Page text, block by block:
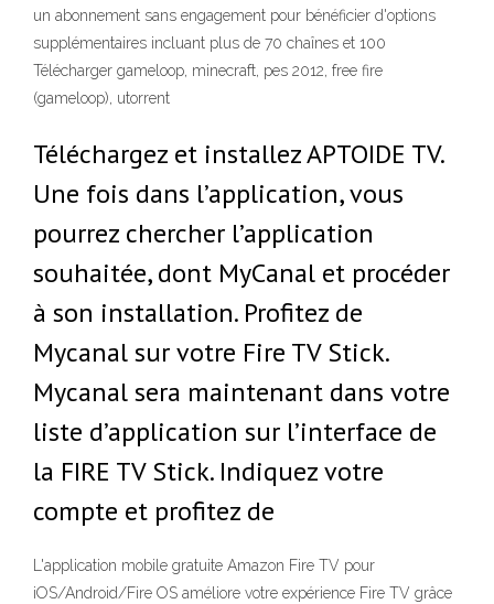
un abonnement sans engagement pour bénéficier d'options
supplémentaires incluant plus de 70 chaînes et 100
Télécharger gameloop, minecraft, pes 2012, free fire
(gameloop), utorrent
Téléchargez et installez APTOIDE TV.
Une fois dans l’application, vous
pourrez chercher l’application
souhaitée, dont MyCanal et procéder
à son installation. Profitez de
Mycanal sur votre Fire TV Stick.
Mycanal sera maintenant dans votre
liste d’application sur l’interface de
la FIRE TV Stick. Indiquez votre
compte et profitez de
L'application mobile gratuite Amazon Fire TV pour
iOS/Android/Fire OS améliore votre expérience Fire TV grâce